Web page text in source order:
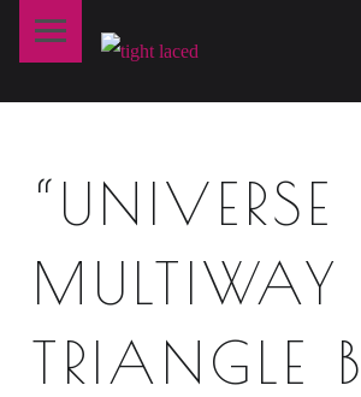
“UNIVERSE
MULTIWAY
TRIANGLE